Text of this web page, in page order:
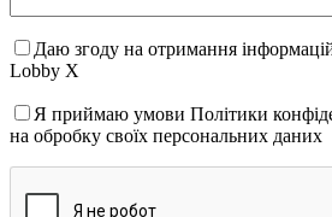
Даю згоду на отримання
Lobby X
Я приймаю умови Політики
на обробку своїх персональних даних